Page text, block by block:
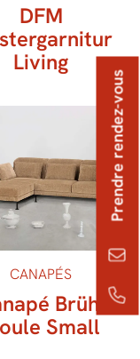
DFM
Living
CANAPÉS
Brühl
Small
Prendre rendez-vous